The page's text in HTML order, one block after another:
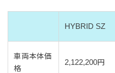
HYBRID SZ
車両本体価
格
2,122,200円